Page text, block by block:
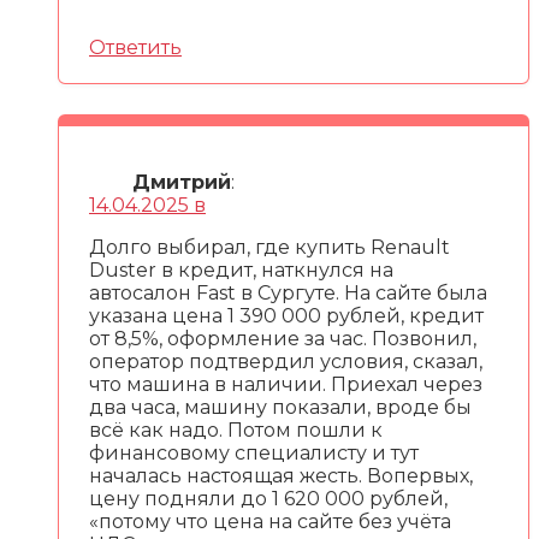
Ответить
Дмитрий:
14.04.2025 в
Долго выбирал, где купить Renault
Duster в кредит, наткнулся на
автосалон Fast в Сургуте. На сайте была
указана цена 1 390 000 рублей, кредит
от 8,5%, оформление за час. Позвонил,
оператор подтвердил условия, сказал,
что машина в наличии. Приехал через
два часа, машину показали, вроде бы
всё как надо. Потом пошли к
финансовому специалисту и тут
началась настоящая жесть. Вопервых,
цену подняли до 1 620 000 рублей,
«потому что цена на сайте без учёта